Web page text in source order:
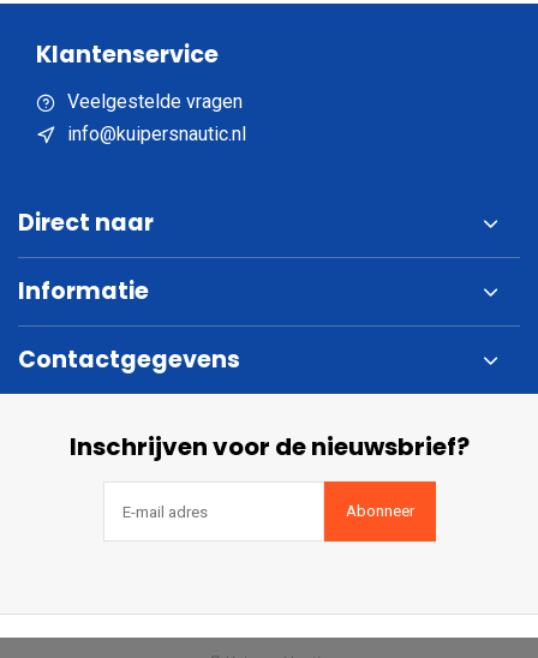
Klantenservice
Veelgestelde vragen
info@kuipersnautic.nl
Direct naar
Informatie
Contactgegevens
Inschrijven voor de nieuwsbrief?
Abonneer